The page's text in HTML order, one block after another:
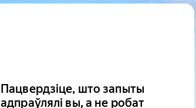
Пацвердзіце, што запыты
адпраўлялі вы, а не робат